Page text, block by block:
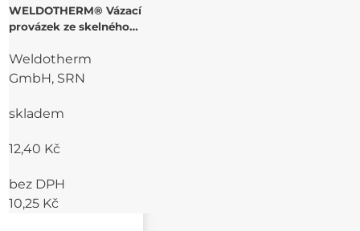
WELDOTHERM® Vázací
provázek ze skelného
Weldotherm
GmbH, SRN
skladem
12,40 Kč
bez DPH
10,25 Kč